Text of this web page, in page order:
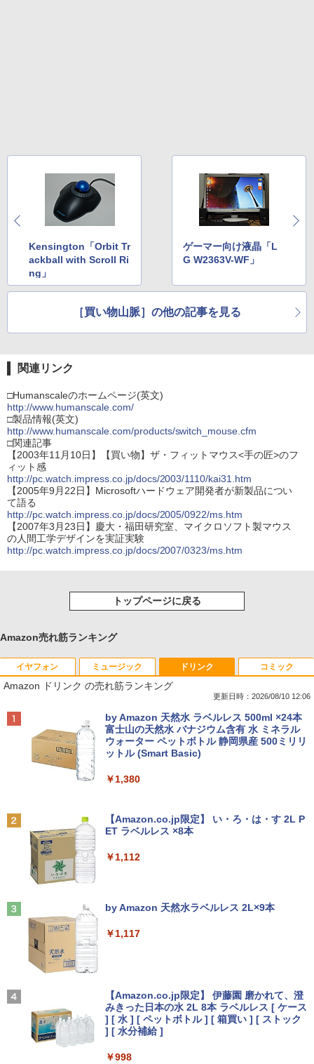
Kensington「Orbit Tr
ackball with Scroll Ri
ng」
ゲーマー向け液晶「L
G W2363V-WF」
［買い物山脈］の他の記事を見る
関連リンク
□Humanscaleのホームページ(英文)
http://www.humanscale.com/
□製品情報(英文)
http://www.humanscale.com/products/switch_mouse.cfm
□関連記事
【2003年11月10日】【買い物】ザ・フィットマウス<手の匠>のフ
ィット感
http://pc.watch.impress.co.jp/docs/2003/1110/kai31.htm
【2005年9月22日】Microsoftハードウェア開発者が新製品につい
て語る
http://pc.watch.impress.co.jp/docs/2005/0922/ms.htm
【2007年3月23日】慶大・福田研究室、マイクロソフト製マウス
の人間工学デザインを実証実験
http://pc.watch.impress.co.jp/docs/2007/0323/ms.htm
トップページに戻る
Amazon売れ筋ランキング
イヤフォン
Anker Soundcore P40i オフホワイト
￥7,990
￥5,990
ラック
￥14,990
レスイヤホン bluetooth イヤホン V12 小型
軽量 ブルートゥースHi-Fi 最大36時間再生 ぶ
るーとゅーす コードレス ENCノイズキャン
セリング 自動ペアリング Type-C充電 マイク
学/WEB会議(ホワイト)
ミュージック
BRUCE WAYNE feat. Flo Milli, ATL Jacob
[Explicit]
￥250
[Explicit]
￥250
ドリンク
Amazon ドリンク の売れ筋ランキング
更新日時：2026/08/10 12:06
by Amazon 天然水 ラベルレス 500ml ×24本
富士山の天然水 バナジウム含有 水 ミネラル
ウォーター ペットボトル 静岡県産 500ミリリ
ットル (Smart Basic)
￥1,380
【Amazon.co.jp限定】 い・ろ・は・す 2L P
ET ラベルレス ×8本
￥1,112
by Amazon 天然水ラベルレス 2L×9本
￥1,117
【Amazon.co.jp限定】 伊藤園 磨かれて、澄
みきった日本の水 2L 8本 ラベルレス [ ケース
] [ 水 ] [ ペットボトル ] [ 箱買い ] [ ストック
] [ 水分補給 ]
￥998
コミック